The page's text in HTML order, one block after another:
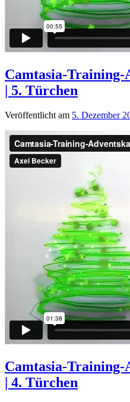
Camtasia-Training-
| 5. Türchen
Veröffentlicht am 5. Dezember
Camtasia-Training-
| 4. Türchen